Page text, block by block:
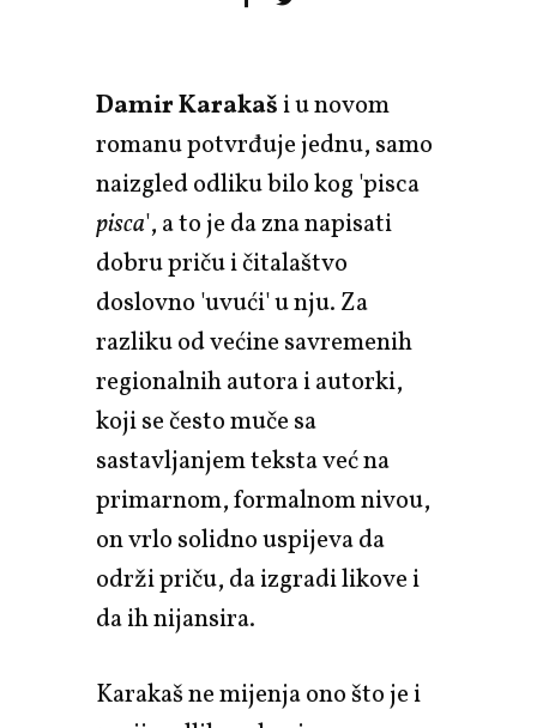
Damir Karakaš i u novom
romanu potvrđuje jednu, samo
naizgled odliku bilo kog 'pisca
pisca', a to je da zna napisati
dobru priču i čitalaštvo
doslovno 'uvući' u nju. Za
razliku od većine savremenih
regionalnih autora i autorki,
koji se često muče sa
sastavljanjem teksta već na
primarnom, formalnom nivou,
on vrlo solidno uspijeva da
održi priču, da izgradi likove i
da ih nijansira.
Karakaš ne mijenja ono što je i